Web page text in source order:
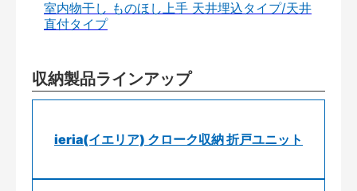
室内物干し ものほし上手 天井埋込タイプ/天井
直付タイプ
収納製品ラインアップ
ieria(イエリア) クローク収納 折戸ユニット